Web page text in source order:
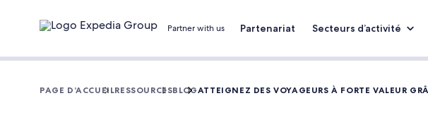
Partner with us Partenariat Secteurs d’activité
PAGE D’ACCUEILRESSOURCESBLOGATTEIGNEZ DES VOYAGEURS À FORTE VALEUR